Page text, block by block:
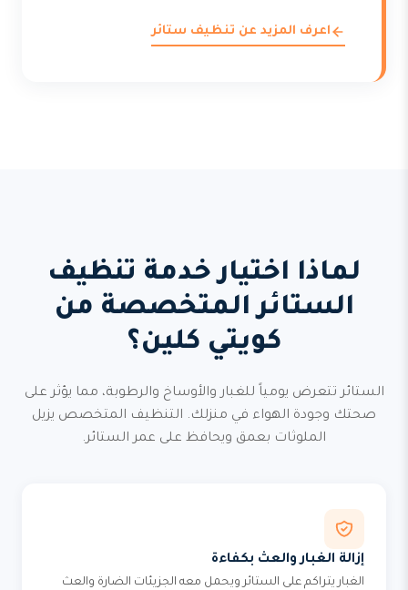
اعرف المزيد عن تنظيف ستائر
لماذا اختيار خدمة تنظيف
الستائر المتخصصة من
كويتي كلين؟
الستائر تتعرض يومياً للغبار والأوساخ والرطوبة، مما يؤثر على
صحتك وجودة الهواء في منزلك. التنظيف المتخصص يزيل
الملوثات بعمق ويحافظ على عمر الستائر.
إزالة الغبار والعث بكفاءة
الغبار يتراكم على الستائر ويحمل معه الجزيئات الضارة والعث